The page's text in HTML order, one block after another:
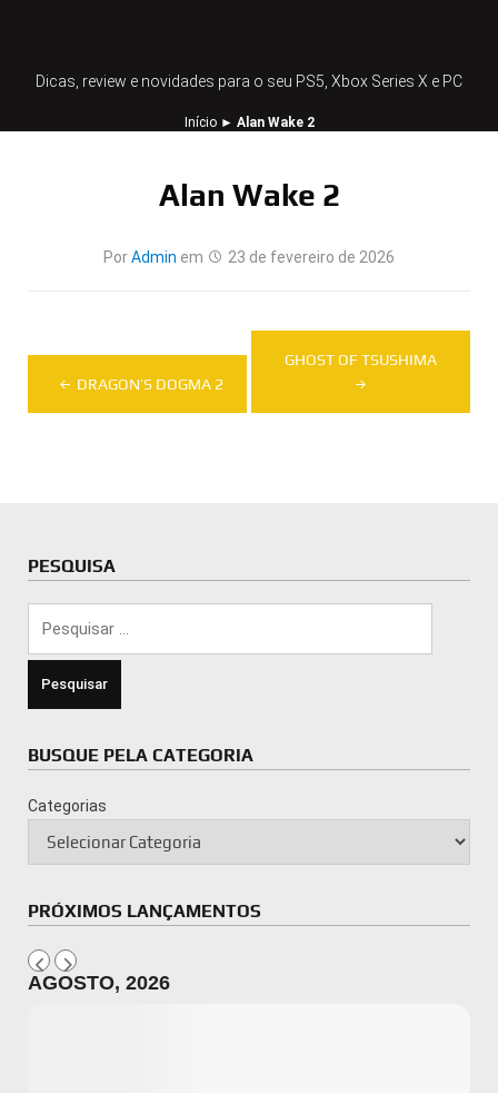
Dicas, review e novidades para o seu PS5, Xbox Series X e PC
Início► Alan Wake 2
Alan Wake 2
PorAdmin em 23 de fevereiro de 2026
Navegação
de DRAGON’S DOGMA 2
GHOST OF TSUSHIMA
PESQUISA
BUSQUE PELA CATEGORIA
Categorias
PRÓXIMOS LANÇAMENTOS
AGOSTO, 2026